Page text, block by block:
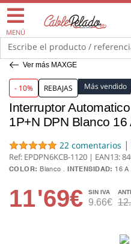
MENÚ
Escribe el producto /
Ver más MAXGE
- 10% REBAJAS Más vendido
Interruptor
1P+N DPN Blanco 16
22 comentarios |
Ref: EPDPN6KCB-1120 | EAN13:
COLOR: Blanco INTENSIDAD: 16 A
11'69€ SIN IVA
9.66€